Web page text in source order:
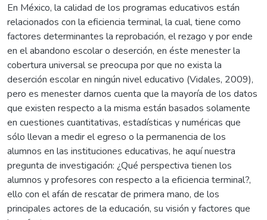
En México, la calidad de los programas educativos están
relacionados con la eficiencia terminal, la cual, tiene como
factores determinantes la reprobación, el rezago y por ende
en el abandono escolar o deserción, en éste menester la
cobertura universal se preocupa por que no exista la
deserción escolar en ningún nivel educativo (Vidales, 2009),
pero es menester darnos cuenta que la mayoría de los datos
que existen respecto a la misma están basados solamente
en cuestiones cuantitativas, estadísticas y numéricas que
sólo llevan a medir el egreso o la permanencia de los
alumnos en las instituciones educativas, he aquí nuestra
pregunta de investigación: ¿Qué perspectiva tienen los
alumnos y profesores con respecto a la eficiencia terminal?,
ello con el afán de rescatar de primera mano, de los
principales actores de la educación, su visión y factores que